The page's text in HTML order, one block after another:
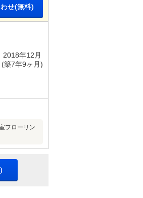
せ(無料)
2018年12月
(築7年9ヶ月)
フローリン